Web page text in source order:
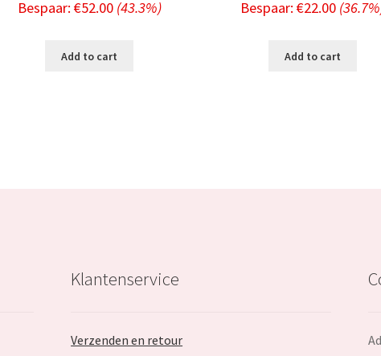
price
was:
price
Bespaar: €52.00 (43.3%)
Add to cart
price
was:
Bespaar:€22.00
Add to cart
Klantenservice
Verzenden en retour